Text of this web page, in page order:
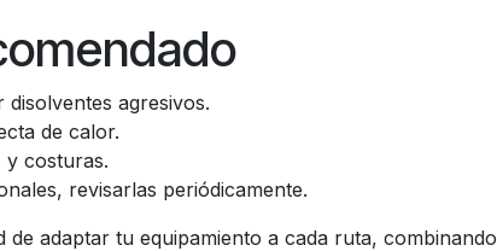
agresivos.
de calor.
y costuras.
revisarlas periódicamente.
de adaptar tu equipamiento a cada ruta,